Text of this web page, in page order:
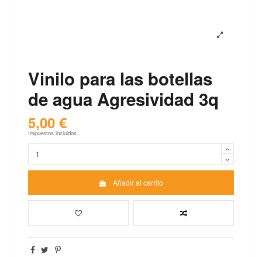
Vinilo para las botellas
de agua Agresividad 3q
5,00 €
Impuestos incluidos
Añadir al carrito